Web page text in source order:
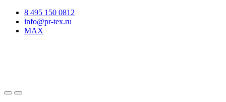
8 495 150 0812
info@pr-tex.ru
MAX